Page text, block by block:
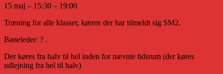
15 maj – 15:30 – 19:00
Træning for alle klasser, kørere der har tilmeldt sig SM2.
Baneleder: ? .
Der køres fra halv til hel inden for nævnte tidsrum (der køres
udlejning fra hel til halv)